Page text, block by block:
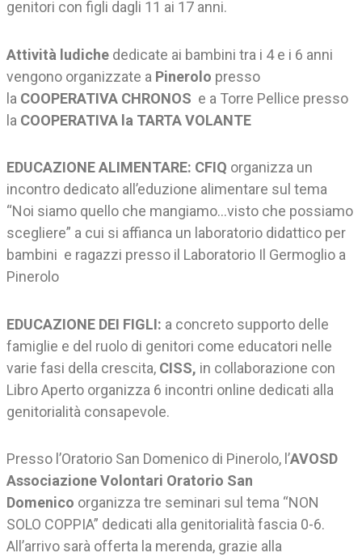
genitori con figli dagli 11 ai 17 anni.
Attività ludichededicate ai bambini tra i 4 e i 6 anni
vengono organizzate a Pinerolo presso
la COOPERATIVA CHRONOS e a Torre Pellice presso
la COOPERATIVA la TARTA VOLANTE
EDUCAZIONE ALIMENTARE: CFIQ organizza un
incontro dedicato all’eduzione alimentare sul tema
“Noi siamo quello che mangiamo…visto che possiamo
scegliere” a cui si affianca un laboratorio didattico per
bambini e ragazzi presso il Laboratorio Il Germoglio a
Pinerolo
EDUCAZIONE DEI FIGLI: a concreto supporto delle
famiglie e del ruolo di genitori come educatori nelle
varie fasi della crescita,CISS, in collaborazione con
Libro Aperto organizza 6 incontri online dedicati alla
genitorialità consapevole.
Presso l’Oratorio San Domenico di Pinerolo, l’AVOSD
Associazione Volontari Oratorio San
Domenico organizza tre seminari sul tema “NON
SOLO COPPIA” dedicati alla genitorialità fascia 0-6.
All’arrivo sarà offerta la merenda, grazie alla